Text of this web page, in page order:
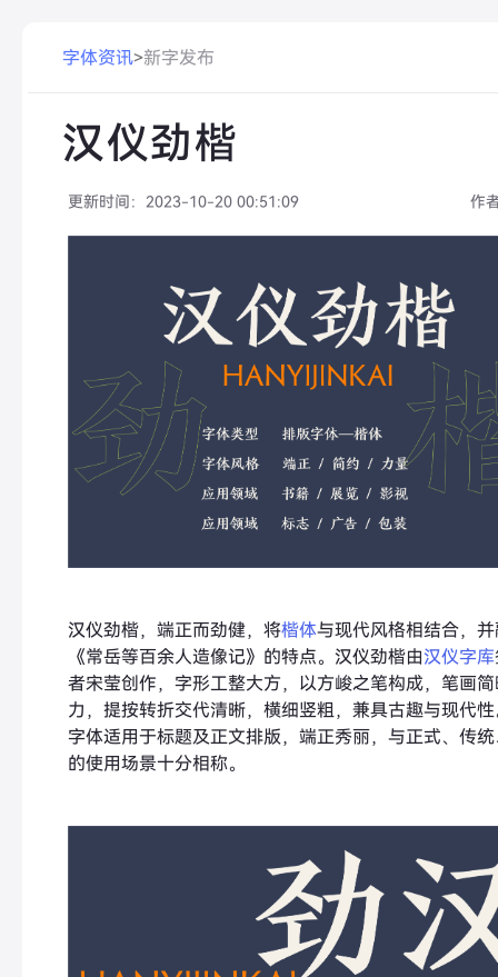
字体资讯>新字发布
汉仪劲楷
更新时间： 2023-10-20 00:51:09 作
汉仪劲楷，端正而劲健，将楷体与现代风格相结合，
《常岳等百余人造像记》的特点。汉仪劲楷由汉仪字库
者宋莹创作，字形工整大方，以方峻之笔构成，笔画
力，提按转折交代清晰，横细竖粗，兼具古趣与现代
字体适用于标题及正文排版，端正秀丽，与正式、传
的使用场景十分相称。